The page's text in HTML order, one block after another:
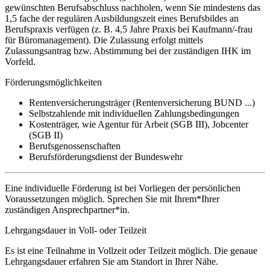
gewünschten Berufsabschluss nachholen, wenn Sie mindestens das
1,5 fache der regulären Ausbildungszeit eines Berufsbildes an
Berufspraxis verfügen (z. B. 4,5 Jahre Praxis bei Kaufmann/-frau
für Büromanagement). Die Zulassung erfolgt mittels
Zulassungsantrag bzw. Abstimmung bei der zuständigen IHK im
Vorfeld.
Förderungsmöglichkeiten
Rentenversicherungsträger (Rentenversicherung BUND ...)
Selbstzahlende mit individuellen Zahlungsbedingungen
Kostenträger, wie Agentur für Arbeit (SGB III), Jobcenter
(SGB II)
Berufsgenossenschaften
Berufsförderungsdienst der Bundeswehr
Eine individuelle Förderung ist bei Vorliegen der persönlichen
Voraussetzungen möglich. Sprechen Sie mit Ihrem*Ihrer
zuständigen Ansprechpartner*in.
Lehrgangsdauer in Voll- oder Teilzeit
Es ist eine Teilnahme in Vollzeit oder Teilzeit möglich. Die genaue
Lehrgangsdauer erfahren Sie am Standort in Ihrer Nähe.